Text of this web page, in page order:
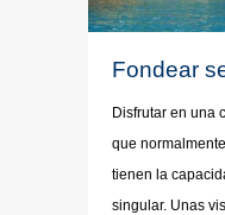
Fondear
Disfrutar en una
que
tienen la
singular. Unas